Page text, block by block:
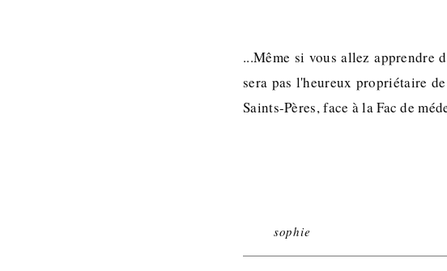
...Même si vous allez apprendre
sera pas l'heureux propriétaire
Saints-Pères, face à la Fac de
sophie